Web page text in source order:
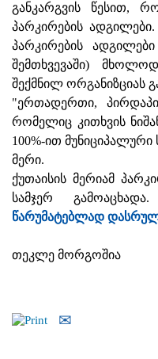
განკარგვის წესით,
პარკირების
პარკირების
შემთხვევაში)
შექმნილ ორგანიზციას
"ერთადერთი,
რომელიც კითხვის
100%-ით მუნიციპალური
მერი.
ქუთაისის მერიამ
სამჯერ
წარუმატებლად
თეკლე მორგოშია